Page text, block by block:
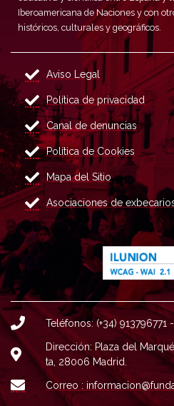
Iberoamericana de Naciones y con
históricos, culturales y geográficos.
Aviso Legal
Política de privacidad
Canal de denuncias
Política de Cookies
Mapa del Sitio
Asociaciones de
Teléfonos: (+34) 913796771
Dirección: Plaza del
ta, 28006 Madrid.
Correo :